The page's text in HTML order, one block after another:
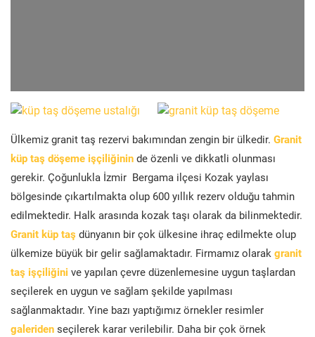
Ülkemiz granit taş rezervi bakımından zengin bir ülkedir. Granit
küp taş döşeme işçiliğinin de özenli ve dikkatli olunması
gerekir. Çoğunlukla İzmir Bergama ilçesi Kozak yaylası
bölgesinde çıkartılmakta olup 600 yıllık rezerv olduğu tahmin
edilmektedir. Halk arasında kozak taşı olarak da bilinmektedir.
Granit küp taş dünyanın bir çok ülkesine ihraç edilmekte olup
ülkemize büyük bir gelir sağlamaktadır. Firmamız olarak granit
taş işçiliğini ve yapılan çevre düzenlemesine uygun taşlardan
seçilerek en uygun ve sağlam şekilde yapılması
sağlanmaktadır. Yine bazı yaptığımız örnekler resimler
galeriden seçilerek karar verilebilir. Daha bir çok örnek